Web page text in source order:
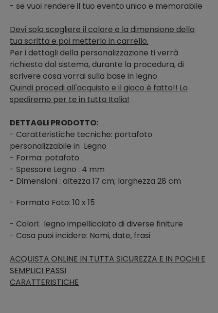
- se vuoi rendere il tuo evento unico e memorabile
Devi solo scegliere il colore e la dimensione della
tua scritta e poi metterlo in carrello.
Per i dettagli della personalizzazione ti verrà
richiesto dal sistema, durante la procedura, di
scrivere cosa vorrai sulla base in legno
Quindi procedi all'acquisto e il gioco è fatto!! Lo
spediremo per te in tutta Italia!
DETTAGLI PRODOTTO:
- Caratteristiche tecniche: portafoto
personalizzabile in Legno
- Forma: potafoto
- Spessore Legno : 4 mm
- Dimensioni : altezza 17 cm; larghezza 28 cm
- Formato Foto: 10 x 15
- Colori: legno impellicciato di diverse finiture
- Cosa puoi incidere: Nomi, date, frasi
ACQUISTA ONLINE IN TUTTA SICUREZZA E IN POCHI E
SEMPLICI PASSI
CARATTERISTICHE